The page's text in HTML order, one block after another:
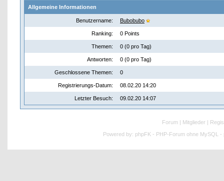
Allgemeine Informationen
Benutzername: Bubobubo
Ranking: 0 Points
Themen: 0 (0 pro Tag)
Antworten: 0 (0 pro Tag)
Geschlossene Themen: 0
Registrierungs-Datum: 08.02.20 14:20
Letzter Besuch: 09.02.20 14:07
Forum | Mitglieder |
Powered by: phpFK - PHP-Forum ohne MySQL -